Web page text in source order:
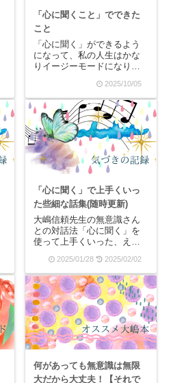
「心に聞くこと」でできた
こと
「心に聞く」ができるよう
になって、私の人生はかな
りイージーモードになりま
で悩んでいろんな可能性を
検討して葛藤するって、も
のすごい負荷がかかってい
たんだなと後になって知り
ました。では、私は主にど
んなことから解放された
の...
2025/10/05
「心に聞く」で上手くいっ
た些細な話集(随時更新)
大嶋信頼先生の無意識さん
との対話法「心に聞く」を
使って上手くいった、え？
した。私を救うために心が
言ってきたことなので、文
章にしてみたらやや辛口に
見えるかもしれません。ま
た、あくまで私の心が私の
ために言ってきたナラテ
ィ...
2025/01/28 2025/02/02
何があっても無意識は無限
大だから大丈夫！【それで